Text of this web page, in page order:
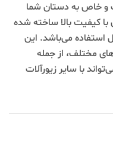
خاص به دستان شما
کیفیت بالا ساخته شده
استفاده می‌باشد. این
مختلف، از جمله
با سایر زیورآلات